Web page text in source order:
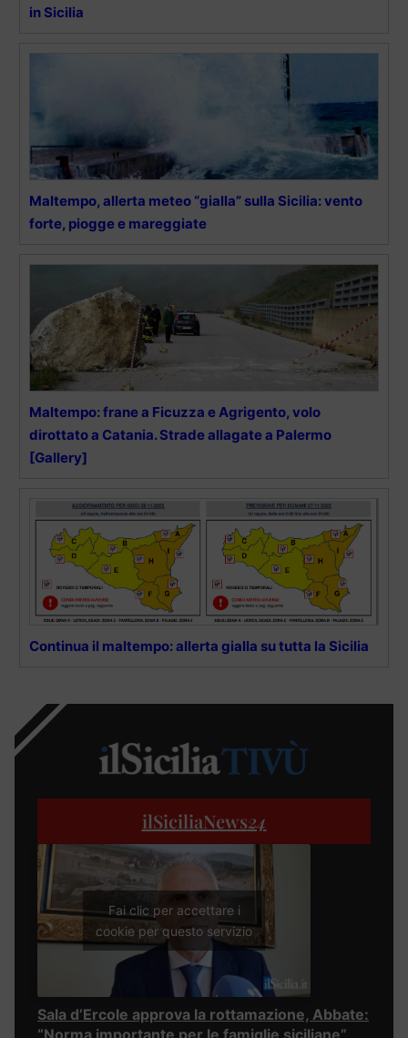
in Sicilia
Maltempo, allerta meteo “gialla” sulla Sicilia: vento
forte, piogge e mareggiate
Maltempo: frane a Ficuzza e Agrigento, volo
dirottato a Catania. Strade allagate a Palermo
[Gallery]
Continua il maltempo: allerta gialla su tutta la Sicilia
ilSiciliaNews24
Fai clic per accettare i
cookie per questo servizio
Sala d’Ercole approva la rottamazione, Abbate: